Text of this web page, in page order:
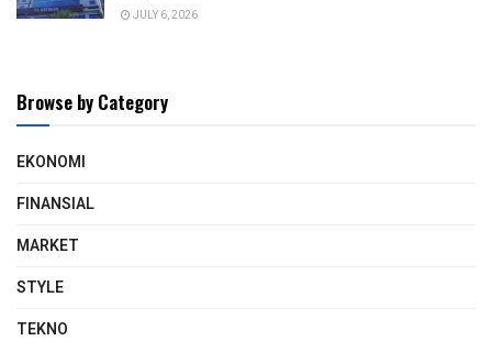
JULY 6, 2026
Browse by Category
EKONOMI
FINANSIAL
MARKET
STYLE
TEKNO